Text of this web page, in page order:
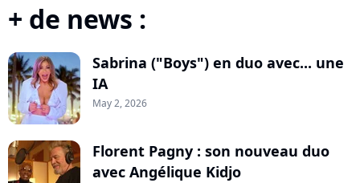
+ de news :
Sabrina ("Boys") en duo avec... une
IA
May 2, 2026
Florent Pagny : son nouveau duo
avec Angélique Kidjo